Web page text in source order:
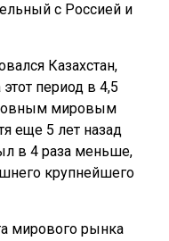
с Россией и
Казахстан,
период в 4,5
мировым
еще 5 лет назад
в 4 раза меньше,
крупнейшего
мирового рынка